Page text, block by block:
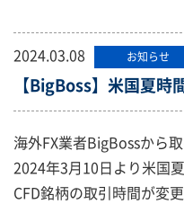
2024.03.08 お知らせ
【BigBoss】米国夏
海外FX業者BigBossから
2024年3月10日より米国
CFD銘柄の取引時間が変